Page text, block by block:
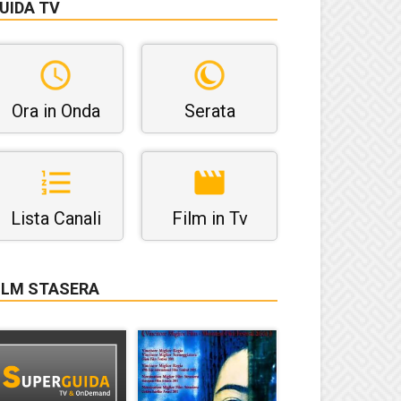
TV
Ora in Onda Serata
Lista Canali Film in Tv
STASERA